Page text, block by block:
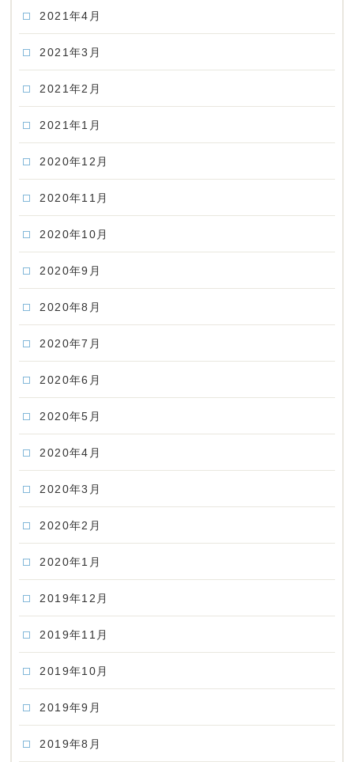
2021年4月
2021年3月
2021年2月
2021年1月
2020年12月
2020年11月
2020年10月
2020年9月
2020年8月
2020年7月
2020年6月
2020年5月
2020年4月
2020年3月
2020年2月
2020年1月
2019年12月
2019年11月
2019年10月
2019年9月
2019年8月